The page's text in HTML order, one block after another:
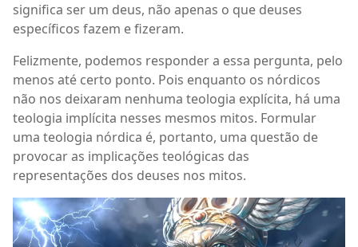
significa ser um deus, não apenas o que deuses
específicos fazem e fizeram.
Felizmente, podemos responder a essa pergunta, pelo
menos até certo ponto. Pois enquanto os nórdicos
não nos deixaram nenhuma teologia explícita, há uma
teologia implícita nesses mesmos mitos. Formular
uma teologia nórdica é, portanto, uma questão de
provocar as implicações teológicas das
representações dos deuses nos mitos.